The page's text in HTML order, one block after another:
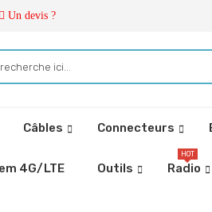
Un devis ?
Câbles Connecteurs
4G/LTE Outils Radio
HOT